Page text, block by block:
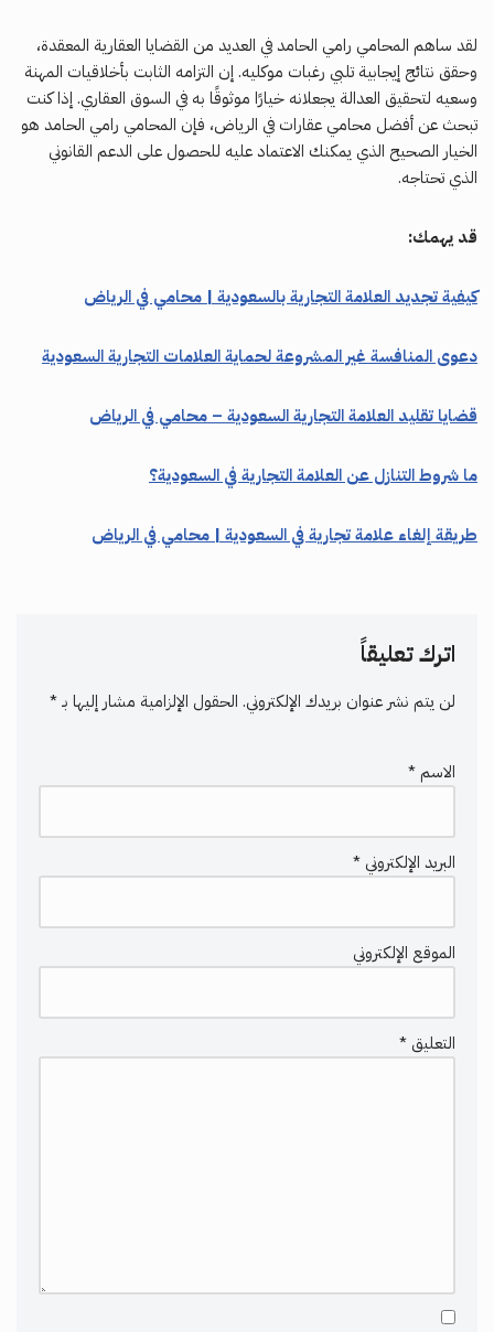
لقد ساهم المحامي رامي الحامد في العديد من القضايا العقارية المعقدة،
وحقق نتائج إيجابية تلبي رغبات موكليه. إن التزامه الثابت بأخلاقيات المهنة
وسعيه لتحقيق العدالة يجعلانه خيارًا موثوقًا به في السوق العقاري. إذا كنت
تبحث عن أفضل محامي عقارات في الرياض، فإن المحامي رامي الحامد هو
الخيار الصحيح الذي يمكنك الاعتماد عليه للحصول على الدعم القانوني
الذي تحتاجه.
قد يهمك:
كيفية تجديد العلامة التجارية بالسعودية | محامي في الرياض
دعوى المنافسة غير المشروعة لحماية العلامات التجارية السعودية
قضايا تقليد العلامة التجارية السعودية – محامي في الرياض
ما شروط التنازل عن العلامة التجارية في السعودية؟
طريقة إلغاء علامة تجارية في السعودية | محامي في الرياض
اترك تعليقاً
لن يتم نشر عنوان بريدك الإلكتروني. الحقول الإلزامية مشار إليها بـ*
الاسم*
البريد الإلكتروني *
الموقع الإلكتروني
التعليق *